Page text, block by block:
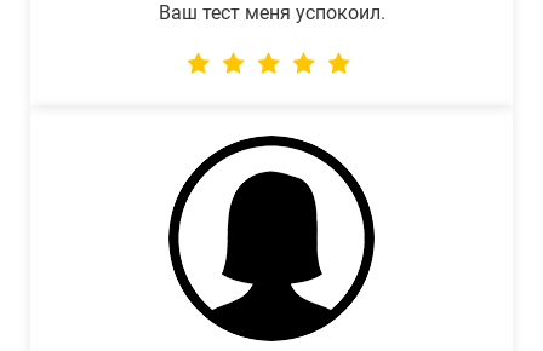
Ваш тест меня успокоил.